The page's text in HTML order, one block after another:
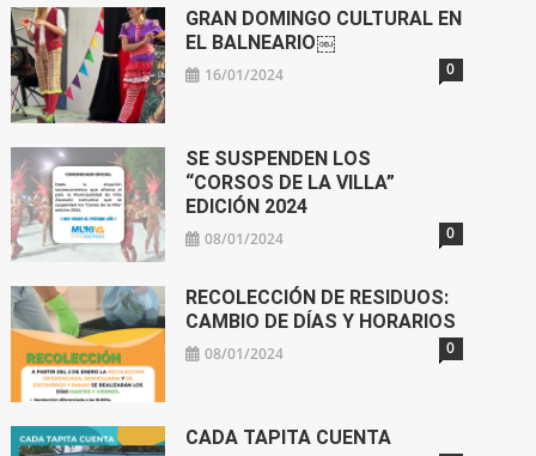
GRAN DOMINGO CULTURAL EN
EL BALNEARIO￼
16/01/2024 0
SE SUSPENDEN LOS
“CORSOS DE LA VILLA”
EDICIÓN 2024
08/01/2024 0
RECOLECCIÓN DE RESIDUOS:
CAMBIO DE DÍAS Y HORARIOS
08/01/2024 0
CADA TAPITA CUENTA